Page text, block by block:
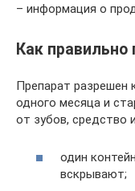
– информация о
Как правильно
Препарат разрешен
одного месяца и
от зубов, средство
один
вскрывают;